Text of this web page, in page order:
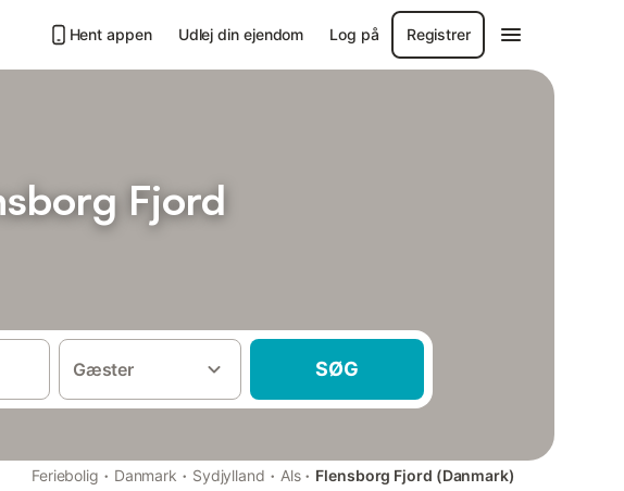
Hent appen Udlej din ejendom Log på Registrer
Fjord
Gæster SØG
Feriebolig · Danmark · Sydjylland · Als · Flensborg Fjord (Danmark)